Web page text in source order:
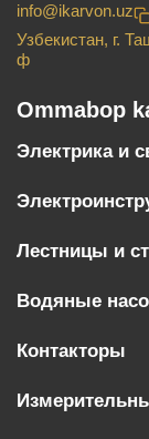
info@ikarvon.uz
Узбекистан, г.
ф
Ommabop
Электрика и
Лестницы и
Водяные
Контакторы